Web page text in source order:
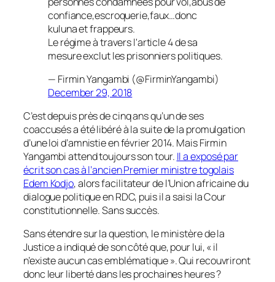
confiance,escroquerie,faux…donc
kuluna et frappeurs.
Le régime à travers l'article 4 de sa
mesure exclut les prisonniers politiques.
— Firmin Yangambi (@FirminYangambi)
December 29, 2018
C’est depuis près de cinq ans qu’un de ses
coaccusés a été libéré à la suite de la promulgation
d’une loi d’amnistie en février 2014. Mais Firmin
Yangambi attend toujours son tour. Il a exposé par
écrit son cas à l’ancien Premier ministre togolais
Edem Kodjo, alors facilitateur de l’Union africaine du
dialogue politique en RDC, puis il a saisi la Cour
constitutionnelle. Sans succès.
Sans étendre sur la question, le ministère de la
Justice a indiqué de son côté que, pour lui, « il
n’existe aucun cas emblématique ». Qui recouvriront
donc leur liberté dans les prochaines heures ?